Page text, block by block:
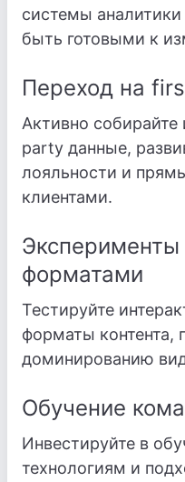
системы
быть готовыми к
Переход на
Активно
party данные,
лояльности и
клиентами.
форматами
Тестируйте
форматы контента,
доминированию
Обучение
Инвестируйте в
технологиям и